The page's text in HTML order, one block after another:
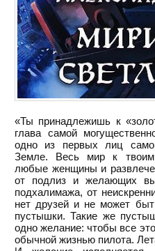
«Ты принадлежишь к
глава самой
одно из первых лиц
Земле. Весь мир к
любые женщины и
от подлиз и желающих
подхалимажа, от
нет друзей и не может
пустышки. Такие же
одно желание: чтобы все
обычной жизнью пилота.